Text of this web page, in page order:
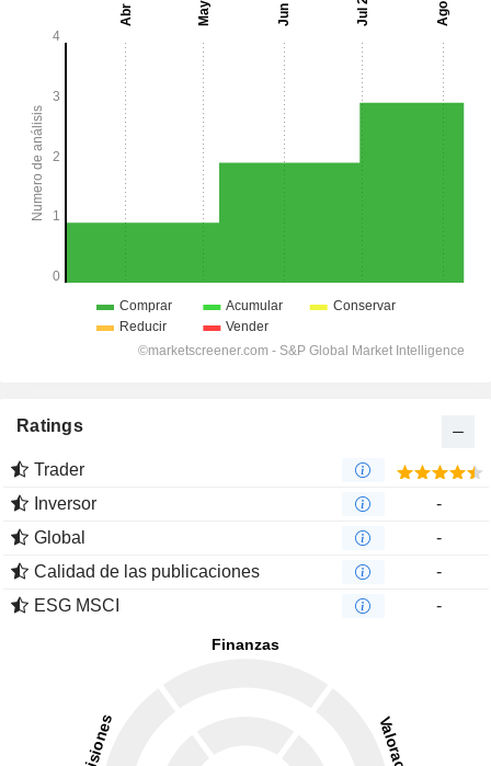
Ratings
Trader
Inversor
-
Global
-
Calidad de las publicaciones
-
ESG MSCI
-